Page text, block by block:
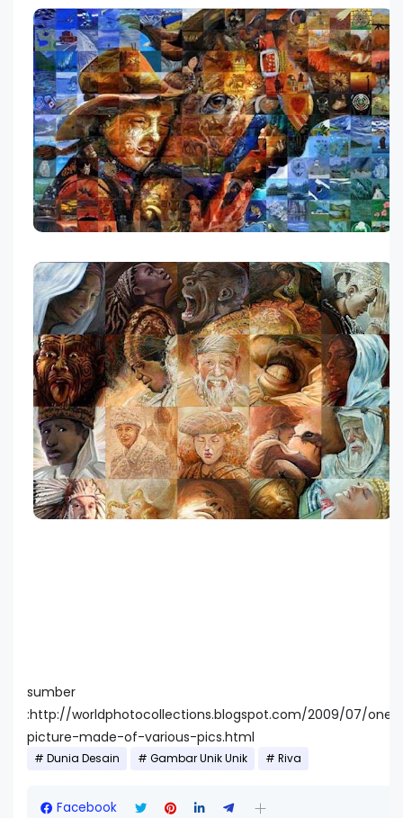
sumber
:http://worldphotocollections.blogspot.com/2009/07/one-
picture-made-of-various-pics.html
Dunia Desain Gambar Unik Unik Riva
Facebook